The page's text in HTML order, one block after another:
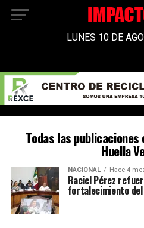
LUNES 10 DE
Todas las
Huella
NACIONAL Hace 4
Raciel Pérez
fortalecimiento